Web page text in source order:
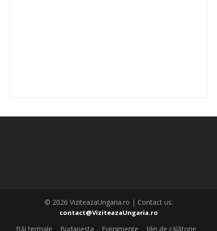
© 2026 ViziteazaUngaria.ro | Contact us:
contact@ViziteazaUngaria.ro
Băi termale Budapesta Evenimente Idei de călătorie